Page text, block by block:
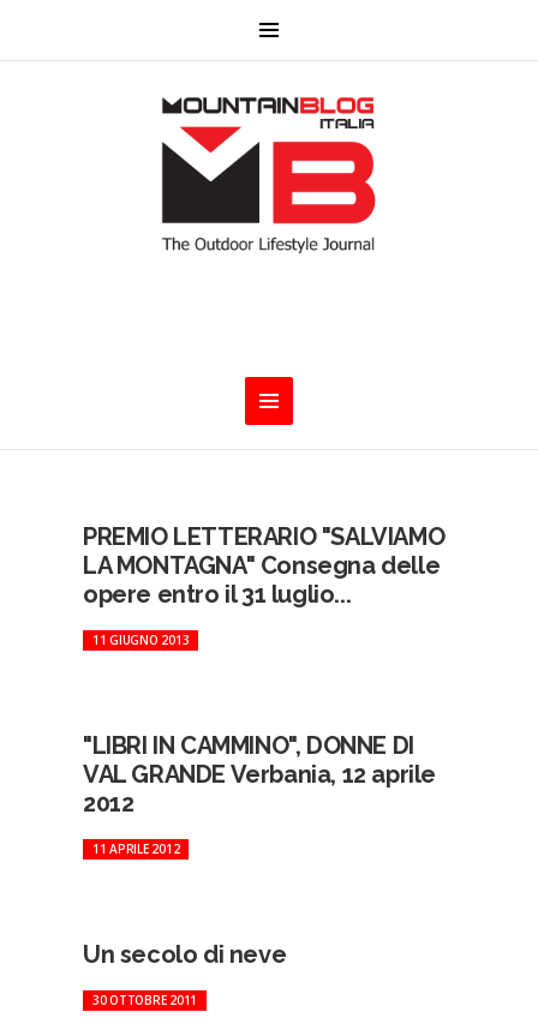
PREMIO LETTERARIO "SALVIAMO
LA MONTAGNA" Consegna delle
opere entro il 31 luglio...
11 GIUGNO 2013
"LIBRI IN CAMMINO", DONNE DI
VAL GRANDE Verbania, 12 aprile
2012
11 APRILE 2012
Un secolo di neve
30 OTTOBRE 2011